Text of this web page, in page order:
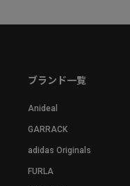
ブランド一覧
Anideal
GARRACK
adidas Originals
FURLA